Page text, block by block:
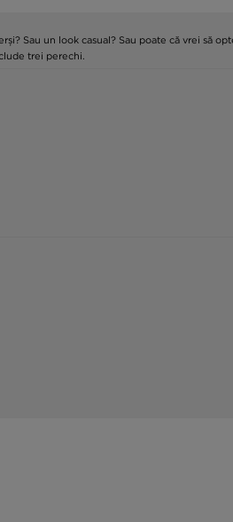
Sau un look casual? Sau poate că vrei să
trei perechi.